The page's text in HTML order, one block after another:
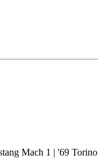
Mach 1 | '69